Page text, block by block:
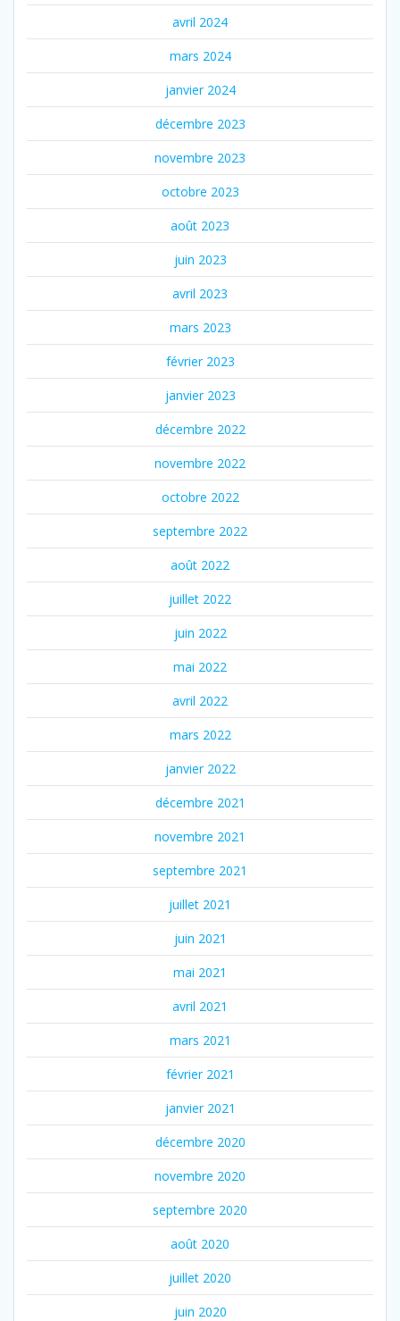
avril 2024
mars 2024
janvier 2024
décembre 2023
novembre 2023
octobre 2023
août 2023
juin 2023
avril 2023
mars 2023
février 2023
janvier 2023
décembre 2022
novembre 2022
octobre 2022
septembre 2022
août 2022
juillet 2022
juin 2022
mai 2022
avril 2022
mars 2022
janvier 2022
décembre 2021
novembre 2021
septembre 2021
juillet 2021
juin 2021
mai 2021
avril 2021
mars 2021
février 2021
janvier 2021
décembre 2020
novembre 2020
septembre 2020
août 2020
juillet 2020
juin 2020